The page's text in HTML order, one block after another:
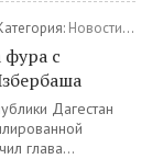
Новости/
с
Дагестан
глава...